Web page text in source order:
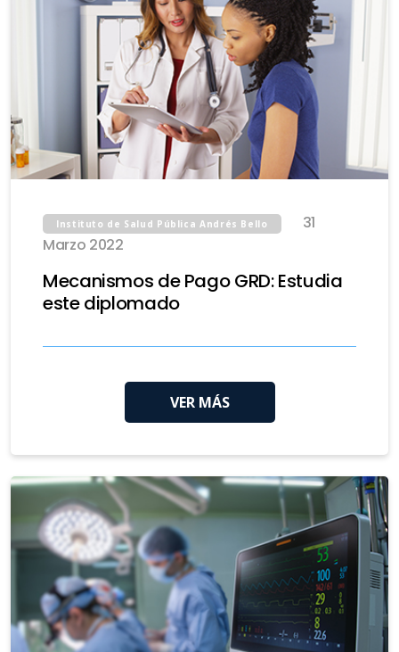
Instituto de Salud Pública Andrés Bello
31
Marzo 2022
Mecanismos de Pago GRD: Estudia
este diplomado
VER MÁS